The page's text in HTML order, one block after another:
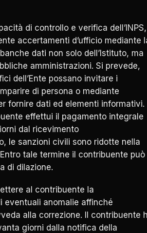
di controllo e verifica dell’INPS,
accertamenti d’ufficio mediante
dati non solo dell’Istituto, ma
amministrazioni. Si prevede,
dell’Ente possano invitare i
di persona o mediante
fornire dati ed elementi informativi.
effettui il pagamento integrale
dal ricevimento
le sanzioni civili sono ridotte nella
tale termine il contribuente può
di dilazione.
al contribuente la
eventuali anomalie affinché
alla correzione. Il contribuente
giorni dalla notifica della